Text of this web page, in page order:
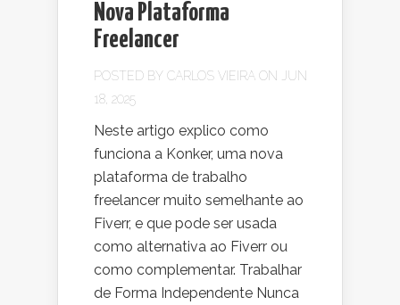
Nova Plataforma
Freelancer
POSTED BY CARLOS VIEIRA ON JUN
18, 2025
Neste artigo explico como
funciona a Konker, uma nova
plataforma de trabalho
freelancer muito semelhante ao
Fiverr, e que pode ser usada
como alternativa ao Fiverr ou
como complementar. Trabalhar
de Forma Independente Nunca